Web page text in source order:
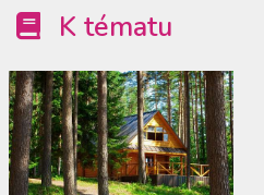
K tématu